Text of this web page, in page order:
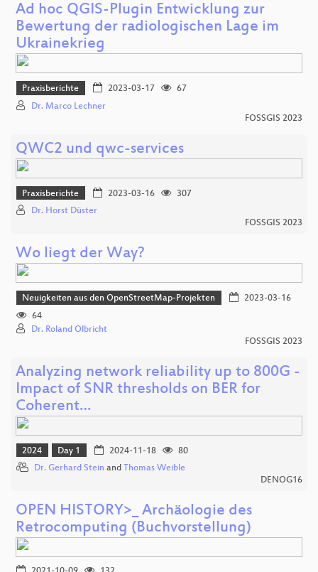
Ad hoc QGIS-Plugin Entwicklung zur
Bewertung der radiologischen Lage im
Ukrainekrieg
Praxisberichte 2023-03-17
67
Dr. Marco Lechner
FOSSGIS 2023
QWC2 und qwc-services
Praxisberichte 2023-03-16
307
Dr. Horst Düster
FOSSGIS 2023
Wo liegt der Way?
Neuigkeiten aus den OpenStreetMap-Projekten
2023-03-16
64
Dr. Roland Olbricht
FOSSGIS 2023
Analyzing network reliability up to 800G -
Impact of SNR thresholds on BER for
Coherent…
2024 Day 1 2024-11-18
80
Dr. Gerhard Stein and Thomas Weible
DENOG16
OPEN HISTORY>_ Archäologie des
Retrocomputing (Buchvorstellung)